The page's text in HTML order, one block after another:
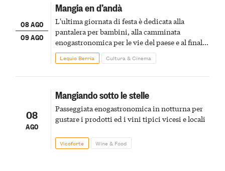
08 AGO
09 AGO
Mangia en d’andà
L'ultima giornata di festa è dedicata alla
pantalera per bambini, alla camminata
enogastronomica per le vie del paese e al finale
pirotecnico
Lequio Berria Cultura & Cinema
08
AGO
Mangiando sotto le stelle
Passeggiata enogastronomica in notturna per
gustare i prodotti ed i vini tipici vicesi e locali
Vicoforte Wine & Food